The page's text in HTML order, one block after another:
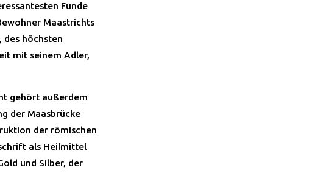
Funde
Maastrichts
des höchsten
mit seinem Adler,
gehört außerdem
der Maasbrücke
der römischen
als Heilmittel
und Silber, der